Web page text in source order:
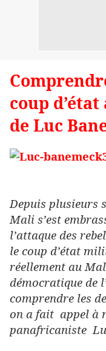
coup
de Luc
Depuis plusieurs
Mali s’est
l’attaque des
le coup d’état
réellement au
démocratique de
comprendre les
on a fait appel à
panafricaniste